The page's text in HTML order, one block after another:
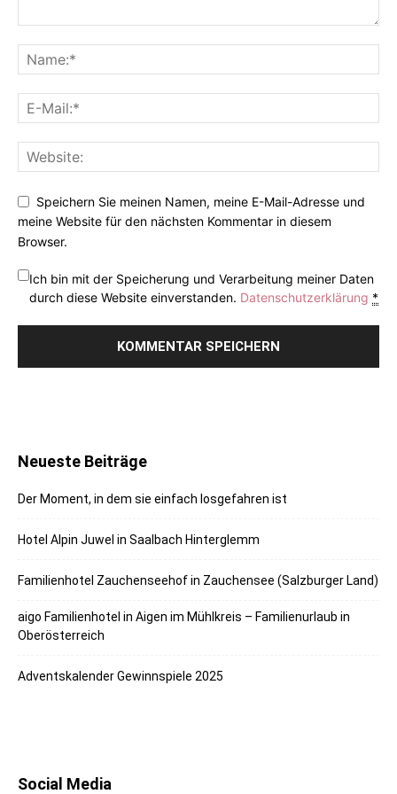
Speichern Sie meinen Namen, meine E-Mail-Adresse und
meine Website für den nächsten Kommentar in diesem
Browser.
Ich bin mit der Speicherung und Verarbeitung meiner Daten
durch diese Website einverstanden. Datenschutzerklärung *
Neueste Beiträge
Der Moment, in dem sie einfach losgefahren ist
Hotel Alpin Juwel in Saalbach Hinterglemm
Familienhotel Zauchenseehof in Zauchensee (Salzburger Land)
aigo Familienhotel in Aigen im Mühlkreis – Familienurlaub in
Oberösterreich
Adventskalender Gewinnspiele 2025
Social Media